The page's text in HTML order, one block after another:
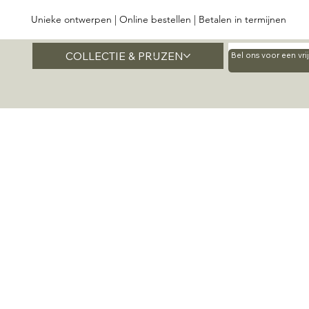
COLLECTIE & PRIJZEN Home
Bel ons voor een
Unieke ontwerpen | Online bestellen | Betalen in termijnen